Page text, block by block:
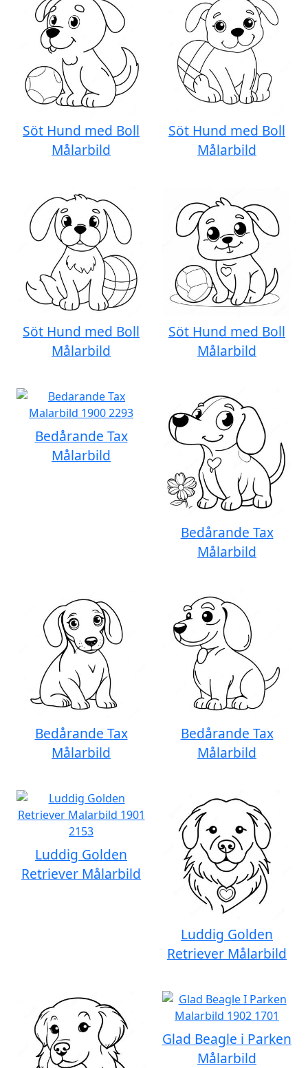
Söt Hund med Boll
Målarbild
Söt Hund med Boll
Målarbild
Söt Hund med Boll
Målarbild
Söt Hund med Boll
Målarbild
Bedårande Tax
Målarbild
Bedårande Tax
Målarbild
Bedårande Tax
Målarbild
Bedårande Tax
Målarbild
Luddig Golden
Retriever Målarbild
Luddig Golden
Retriever Målarbild
Glad Beagle i Parken
Målarbild